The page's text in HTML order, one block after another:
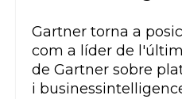
Gartner torna a
com a líder de
de Gartner sobre
i business